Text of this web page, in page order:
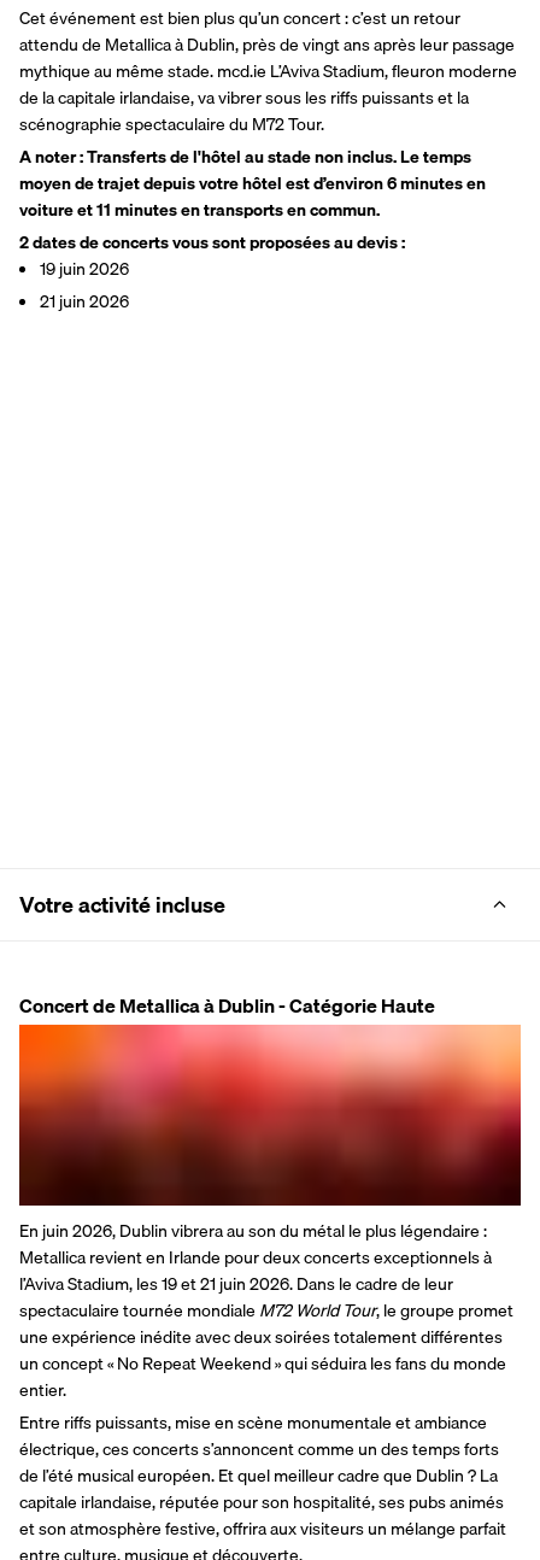
Cet événement est bien plus qu’un concert : c’est un retour
attendu de Metallica à Dublin, près de vingt ans après leur passage
mythique au même stade. mcd.ie L’Aviva Stadium, fleuron moderne
de la capitale irlandaise, va vibrer sous les riffs puissants et la
scénographie spectaculaire du M72 Tour.
A noter : Transferts de l'hôtel au stade non inclus. Le temps
moyen de trajet depuis votre hôtel est d’environ 6 minutes en
voiture et 11 minutes en transports en commun.
2 dates de concerts vous sont proposées au devis :
19 juin 2026
21 juin 2026
Votre activité incluse
Concert de Metallica à Dublin - Catégorie Haute
En juin 2026, Dublin vibrera au son du métal le plus légendaire :
Metallica revient en Irlande pour deux concerts exceptionnels à
l’Aviva Stadium, les 19 et 21 juin 2026. Dans le cadre de leur
spectaculaire tournée mondiale M72 World Tour, le groupe promet
une expérience inédite avec deux soirées totalement différentes
un concept « No Repeat Weekend » qui séduira les fans du monde
entier.
Entre riffs puissants, mise en scène monumentale et ambiance
électrique, ces concerts s’annoncent comme un des temps forts
de l’été musical européen. Et quel meilleur cadre que Dublin ? La
capitale irlandaise, réputée pour son hospitalité, ses pubs animés
et son atmosphère festive, offrira aux visiteurs un mélange parfait
entre culture, musique et découverte.